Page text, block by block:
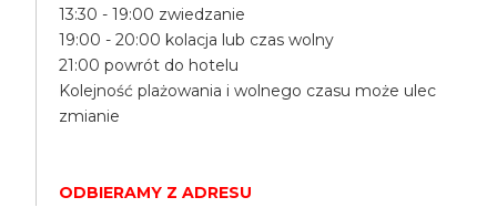
13:30 - 19:00 zwiedzanie
19:00 - 20:00 kolacja lub czas wolny
21:00 powrót do hotelu
Kolejność plażowania i wolnego czasu może ulec
zmianie
ODBIERAMY Z ADRESU